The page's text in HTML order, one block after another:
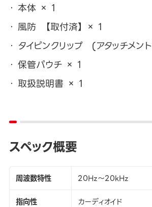
本体 × 1
風防 【取付済】 × 1
タイピンクリップ (アタッチメン
保管パウチ × 1
取扱説明書 × 1
スペック概要
周波数特性
20Hz～20kHz
指向性
カーディオイド